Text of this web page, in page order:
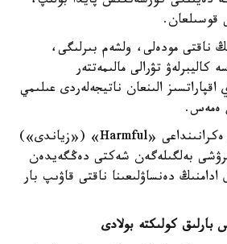
قوسىلعان.
ناقتى مودەلى، ولشەم بىرلىگى،
تۋرالى مالىمەتتەر
الىنعان ناتيجەلەردى عىلىمي
ەمەس.
سونىمەن قاتار قۇرىلعى ەكرانىنداعى «Harmful» («زياندى»)
بەلگىلەگەن شەكتى دەڭگەيدەن
دەنساۋلىعىنا ناقتى قاۋىپ بار
بارلىق كولىكتە بولادى